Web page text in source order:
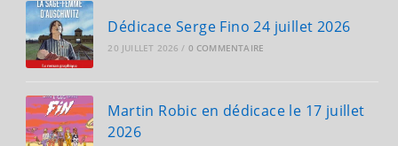
Dédicace Serge Fino 24 juillet 2026
20 JUILLET 2026 / 0 COMMENTAIRE
Martin Robic en dédicace le 17 juillet
2026